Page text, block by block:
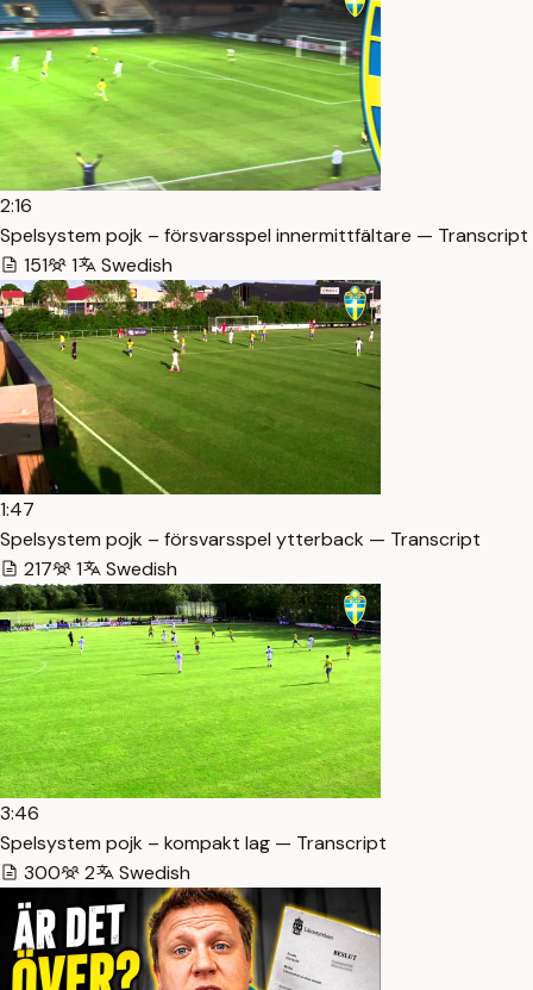
2:16
Spelsystem pojk – försvarsspel innermittfältare — Transcript
151
1 Swedish
1:47
Spelsystem pojk – försvarsspel ytterback — Transcript
217
1 Swedish
3:46
Spelsystem pojk – kompakt lag — Transcript
300
2 Swedish